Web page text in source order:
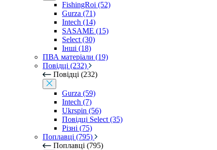
FishingRoi (52)
Gurza (71)
Intech (14)
SASAME (15)
Select (30)
Інші (18)
ПВА матеріали (19)
Повідці (232)
Повідці (232)
Gurza (59)
Intech (7)
Ukrspin (56)
Повідці Select (35)
Різні (75)
Поплавці (795)
Поплавці (795)